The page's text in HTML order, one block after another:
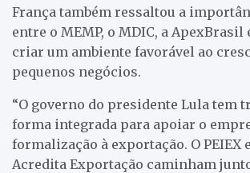
França também ressaltou a
entre o MEMP, o MDIC, a ApexBrasil
criar um ambiente favorável ao
pequenos negócios.
“O governo do presidente Lula tem
forma integrada para apoiar o
formalização à exportação. O PEIEX
Acredita Exportação caminham